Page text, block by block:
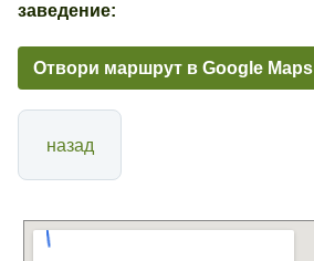
заведение:
Отвори маршрут в Google Maps
назад